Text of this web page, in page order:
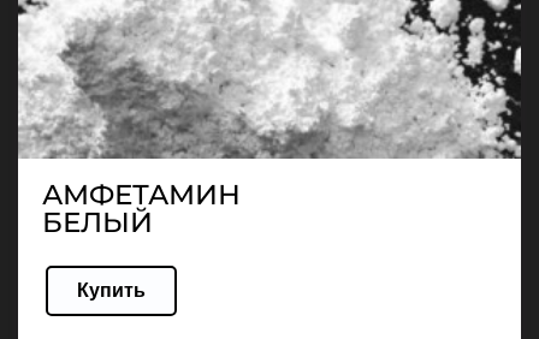
АМФЕТАМИН
БЕЛЫЙ
Купить